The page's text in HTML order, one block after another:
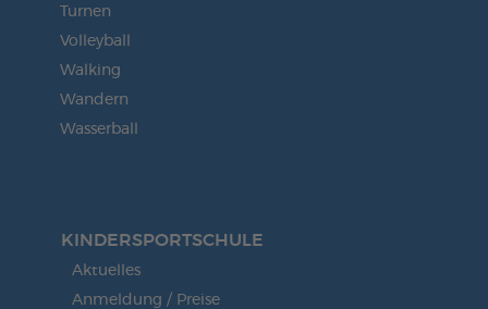
Turnen
Volleyball
Walking
Wandern
Wasserball
KINDERSPORT­SCHULE
Aktuelles
Anmeldung / Preise